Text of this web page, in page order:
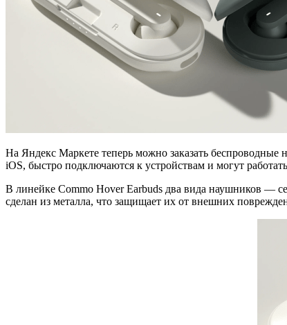
На Яндекс Маркете теперь можно заказать
iOS, быстро подключаются к устройствам и могут
В линейке Commo Hover Earbuds два вида наушников —
сделан из металла, что защищает их от внешних